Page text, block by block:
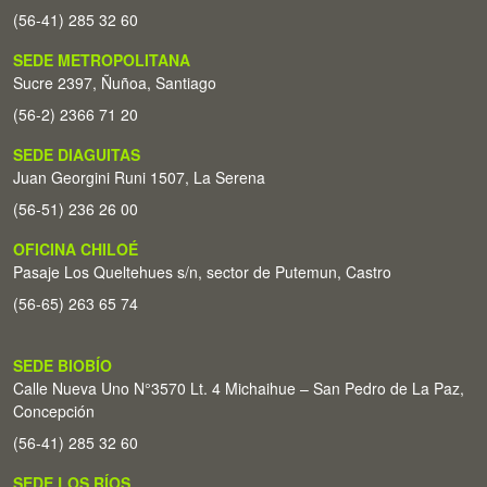
(56-41) 285 32 60
SEDE METROPOLITANA
Sucre 2397, Ñuñoa, Santiago
(56-2) 2366 71 20
SEDE DIAGUITAS
Juan Georgini Runi 1507, La Serena
(56-51) 236 26 00
OFICINA CHILOÉ
Pasaje Los Queltehues s/n, sector de Putemun, Castro
(56-65) 263 65 74
SEDE BIOBÍO
Calle Nueva Uno N°3570 Lt. 4 Michaihue – San Pedro de La Paz,
Concepción
(56-41) 285 32 60
SEDE LOS RÍOS